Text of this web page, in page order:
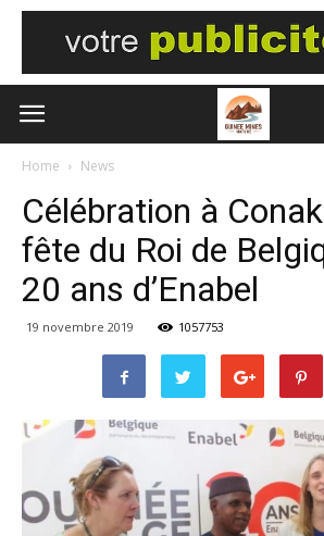
Home News
Célébration à
fête du Roi de
20 ans d’Enabel
19 novembre 2019 1057753